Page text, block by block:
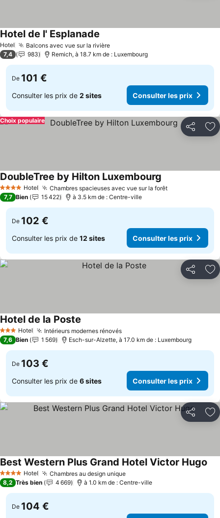
Hotel Balcons avec vue sur la rivièreConsulter les prix
Hotel de l' Esplanade
7,4 983 Remich, à 18.7 km de : Luxembourg
De 101 €
Consulter les prix de 2 sites Consulter les prix
Partager
Choix populaire
4 Étoiles Hotel Chambres spacieuses avec vue sur la forêtConsulter les
DoubleTree by Hilton Luxembourg
7,7 Bien 15 422 à 3.5 km de : Centre-ville
De 102 €
Consulter les prix de 12 sites Consulter les prix
Partager
3 ÉtoilesHotel Intérieurs modernes rénovésConsulter les prix
Hotel de la Poste
7,6 Bien 1 569 Esch-sur-Alzette, à 17.0 km de : Luxembourg
De 103 €
Consulter les prix de 6 sites Consulter les prix
Partager
4 Étoiles Hotel Chambres au design uniqueConsulter les prix
Best Western Plus Grand Hotel Victor Hugo
8,2 Très bien 4 669 à 1.0 km de : Centre-ville
De 104 €